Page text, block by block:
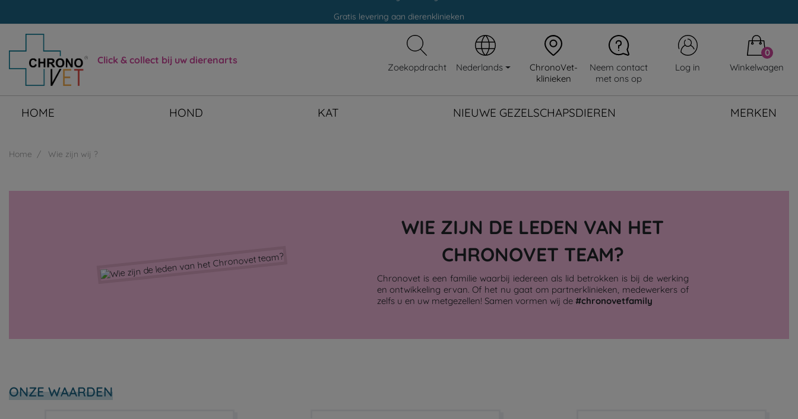
Gratis levering aan dierenklinieken
100% veilige betaling
Click & collect bij uw dierenarts
Zoekopdracht Nederlands
ChronoVet-
klinieken
Neem contact
met ons op
Log in
0
Winkelwagen
HOME HOND KAT NIEUWE GEZELSCHAPSDIEREN MERKEN
Home Wie zijn wij ?
WIE ZIJN DE LEDEN VAN HET
CHRONOVET TEAM?
Chronovet is een familie waarbij iedereen als lid betrokken is bij de werking
en ontwikkeling ervan. Of het nu gaat om partnerklinieken, medewerkers of
zelfs u en uw metgezellen! Samen vormen wij de #chronovetfamily
ONZE WAARDEN